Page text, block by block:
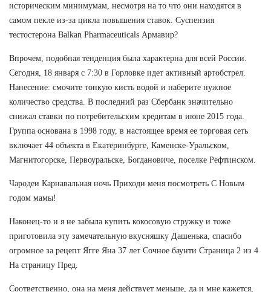
историческим минимумам, несмотря на то что они находятся в
самом пекле из-за цикла повышения ставок. Суспензия
тестостерона Balkan Pharmaceuticals Армавир?
Впрочем, подобная тенденция была характерна для всей России.
Сегодня, 18 января с 7:30 в Горловке идет активный артобстрел.
Нанесение: смочите тонкую кисть водой и наберите нужное
количество средства. В последний раз Сбербанк значительно
снижал ставки по потребительским кредитам в июне 2015 года.
Группа основана в 1998 году, в настоящее время ее торговая сеть
включает 44 объекта в Екатеринбурге, Каменске-Уральском,
Магнитогорске, Первоуральске, Богдановиче, поселке Рефтинском.
Чародеи Карнавальная ночь Приходи меня посмотреть С Новым
годом мамы!
Наконец-то и я не забыла купить кокосовую стружку и тоже
приготовила эту замечательную вкусняшку Дашенька, спасибо
огромное за рецепт Ягге Яна 37 лет Сочное баунти Страница 2 из 4
На страницу Пред.
Соответственно, она на меня действует меньше, да и мне кажется,